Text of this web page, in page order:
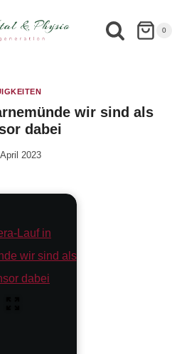
0
wir sind als
dabei
Von2023
Lauf in
wir sind als
dabei